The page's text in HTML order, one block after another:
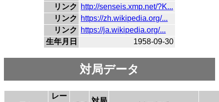
リンク
http://senseis.xmp.net/?K...
リンク
https://zh.wikipedia.org/...
リンク
https://ja.wikipedia.org/...
生年月日
1958-09-30
対局データ
レー